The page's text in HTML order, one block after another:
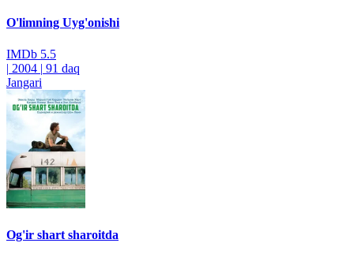
O'limning Uyg'onishi
IMDb 5.5
| 2004 | 91 daq
Jangari
Og'ir shart sharoitda